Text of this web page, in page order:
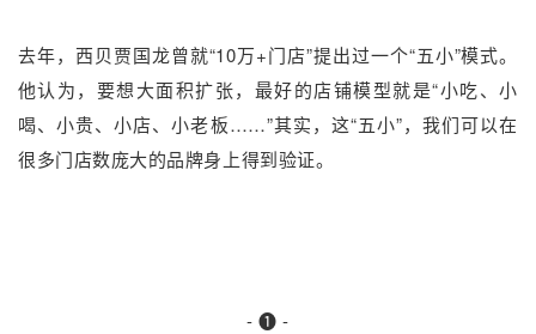
去年，西贝贾国龙曾就“10万+门店”提出过一个“五小”模式。
他认为，要想大面积扩张，最好的店铺模型就是“小吃、小
喝、小贵、小店、小老板……”其实，这“五小”，我们可以在
很多门店数庞大的品牌身上得到验证。
- ➊ -